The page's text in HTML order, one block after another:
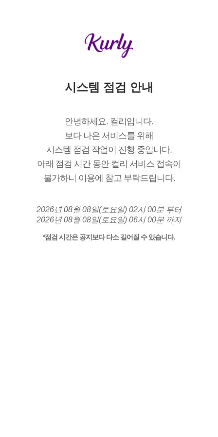
시스템 점검 안내
안녕하세요. 컬리입니다.
보다 나은 서비스를 위해
시스템 점검 작업이 진행 중입니다.
아래 점검 시간 동안 컬리 서비스 접속이
불가하니 이용에 참고 부탁드립니다.
2026년 08월 08일(토요일) 02시 00분 부터
2026년 08월 08일(토요일) 06시 00분 까지
*점검 시간은 공지보다 다소 길어질 수 있습니다.